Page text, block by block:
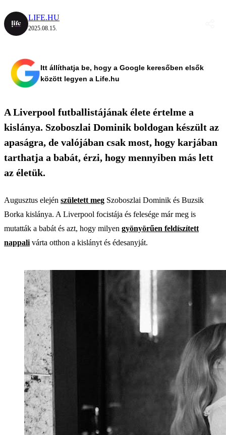
LIFE.HU
2025.08.15.
Itt állíthatja be, hogy a Google keresőben elsők
között legyen a Life.hu
A Liverpool futballistájának élete értelme a
kislánya. Szoboszlai Dominik boldogan készült az
apaságra, de valójában csak most, hogy karjában
tarthatja a babát, érzi, hogy mennyiben más lett
az életük.
Augusztus elején született meg Szoboszlai Dominik és Buzsik
Borka kislánya. A Liverpool focistája és felesége már meg is
mutatták a babát és azt, hogy milyen gyönyörűen feldíszített
nappali várta otthon a kislányt és édesanyját.